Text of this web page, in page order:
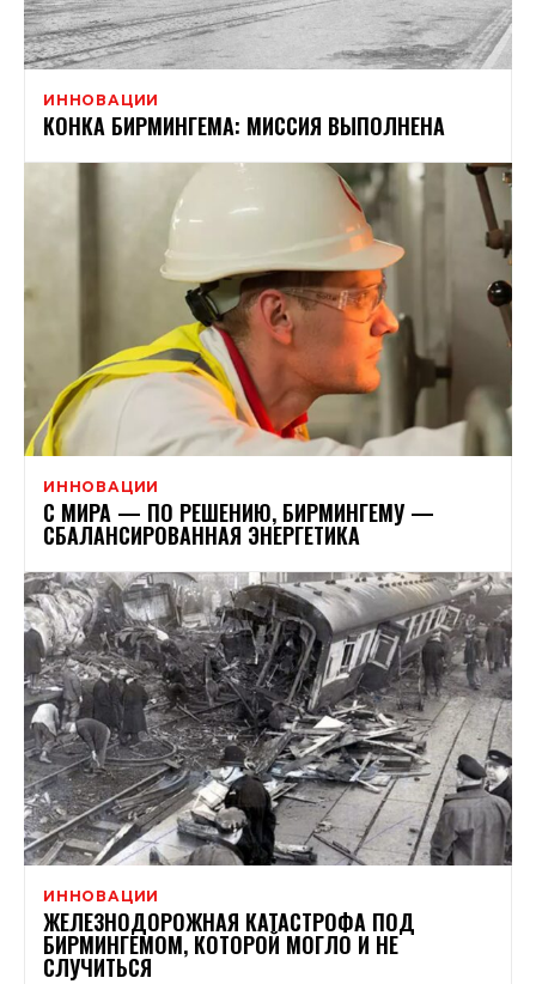
ИННОВАЦИИ
КОНКА БИРМИНГЕМА: МИССИЯ ВЫПОЛНЕНА
ИННОВАЦИИ
С МИРА — ПО РЕШЕНИЮ, БИРМИНГЕМУ —
СБАЛАНСИРОВАННАЯ ЭНЕРГЕТИКА
ИННОВАЦИИ
ЖЕЛЕЗНОДОРОЖНАЯ КАТАСТРОФА ПОД
БИРМИНГЕМОМ, КОТОРОЙ МОГЛО И НЕ
СЛУЧИТЬСЯ